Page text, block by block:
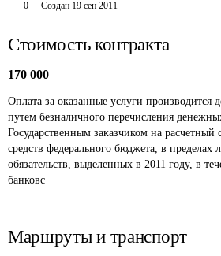
0 Создан 19 сен 2011
Стоимость контракта
170 000
Оплата за оказанные услуги производится
путем безналичного перечисления
Государственным заказчиком на расчетный
средств федерального бюджета, в
обязательств, выделенных в 2011 году, в
банковс
Маршруты и транспорт